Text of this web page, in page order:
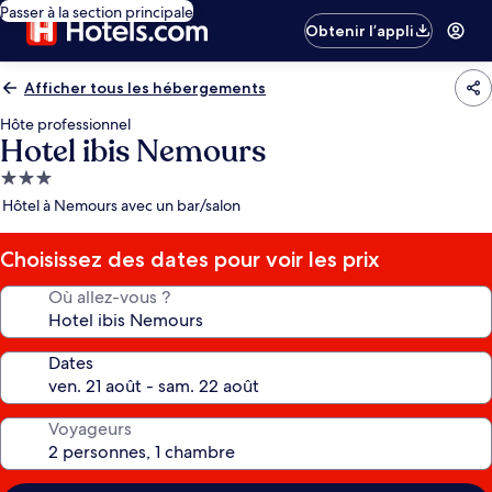
Passer à la section principale
Obtenir l’appli
Afficher tous les hébergements
Hôte professionnel
Hotel ibis Nemours
Hébergement
3.0 étoiles
Hôtel à Nemours avec un bar/salon
Choisissez des dates pour voir les prix
Où allez-vous ?
Dates
Voyageurs